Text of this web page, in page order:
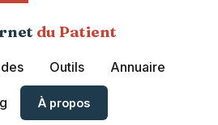
du Patient
Outils Annuaire
À propos